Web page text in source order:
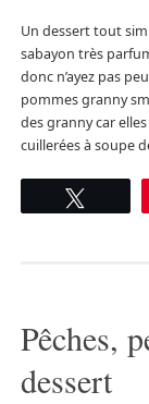
Un dessert tout
sabayon très
donc n’ayez pas
pommes granny
des granny car
cuillerées à soupe
Pêches,
dessert